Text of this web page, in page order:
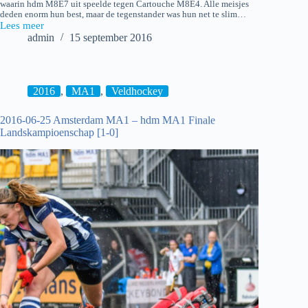
waarin hdm M8E7 uit speelde tegen Cartouche M8E4. Alle meisjes
deden enorm hun best, maar de tegenstander was hun net te slim…
Lees meer
Cartouche
admin 15 september 2016
2016 , MA1 , Veldhockey
2016-06-25 Amsterdam MA1 – hdm MA1 Finale
Landskampioenschap [1-0]